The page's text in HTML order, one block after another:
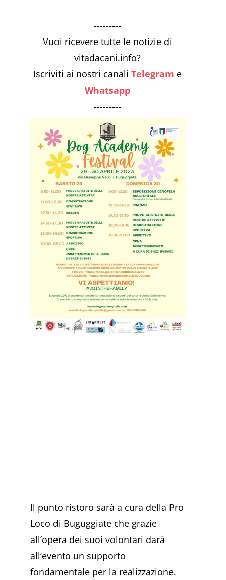
---------
Vuoi ricevere tutte le notizie di
vitadacani.info?
Iscriviti ai nostri canali Telegram e
Whatsapp
---------
Il punto ristoro sarà a cura della Pro
Loco di Buguggiate che grazie
all’opera dei suoi volontari darà
all’evento un supporto
fondamentale per la realizzazione.